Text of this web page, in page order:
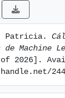
Patricia.
Machine
of 2026].